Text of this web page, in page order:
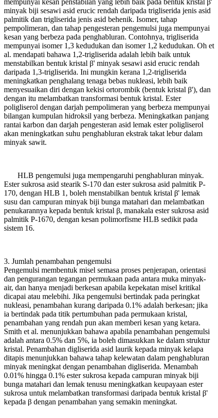
minyak biji sesawi asid erucic rendah daripada trigliserida jenis asid
palmitik dan trigliserida jenis asid behenik. Isomer, tahap
pempolimeran, dan tahap pengesteran pengemulsi juga mempunyai
kesan yang berbeza pada penghabluran. Contohnya, trigliserida
mempunyai isomer 1,3 kedudukan dan isomer 1,2 kedudukan. Oh et
al. mendapati bahawa 1,2-trigliserida adalah lebih baik untuk
menstabilkan bentuk kristal β' minyak sesawi asid erucic rendah
daripada 1,3-trigliserida. Ini mungkin kerana 1,2-trigliserida
meningkatkan penghalang tenaga bebas nukleasi, lebih baik
menyesuaikan diri dengan kekisi ortorombik (bentuk kristal β'), dan
dengan itu melambatkan transformasi bentuk kristal. Ester
poligliserol dengan darjah pempolimeran yang berbeza mempunyai
bilangan kumpulan hidroksil yang berbeza. Meningkatkan panjang
rantai karbon dan darjah pengesteran asid lemak ester poligliserol
akan meningkatkan suhu penghabluran ekstrak takat lebur dalam
minyak sawit.
HLB pengemulsi juga mempengaruhi penghabluran minyak.
Ester sukrosa asid stearik S-170 dan ester sukrosa asid palmitik P-
170, dengan HLB 1, boleh menstabilkan bentuk kristal β' lemak
susu dan campuran minyak biji bunga matahari dan melambatkan
penukarannya kepada bentuk kristal β, manakala ester sukrosa asid
palmitik P-1670, dengan kesan polimorfisme HLB sedikit pada
sistem 16.
3. Jumlah penambahan pengemulsi
Pengemulsi membentuk misel semasa proses penjerapan, orientasi
dan pengurangan tegangan permukaan pada antara muka minyak-
air, dan hanya menjadi berkesan apabila kepekatan misel kritikal
dicapai atau melebihi. Jika pengemulsi bertindak pada peringkat
nukleasi, penambahan kurang daripada 0.1% adalah berkesan; jika
ia bertindak pada titik pertumbuhan pada permukaan kristal,
penambahan yang rendah pun akan memberi kesan yang ketara.
Smith et al. menunjukkan bahawa apabila penambahan pengemulsi
adalah antara 0.5% dan 5%, ia boleh dimasukkan ke dalam struktur
kristal. Penambahan digliserida asid laurik kepada minyak kelapa
ditapis menunjukkan bahawa tahap kelewatan dalam penghabluran
minyak meningkat dengan penambahan digliserida. Menambah
0.01% hingga 0.1% ester sukrosa kepada campuran minyak biji
bunga matahari dan lemak tenusu meningkatkan keupayaan ester
sukrosa untuk melambatkan transformasi daripada bentuk kristal β'
kepada β dengan penambahan yang semakin meningkat.